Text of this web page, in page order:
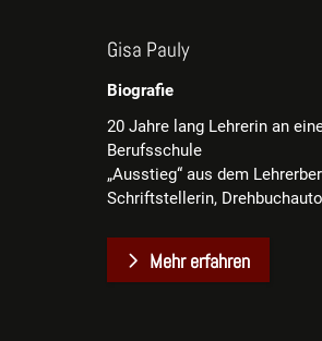
Gisa Pauly
Biografie
20 Jahre lang Lehrerin an
Berufsschule
„Ausstieg“ aus dem
Schriftstellerin,
Mehr erfahren